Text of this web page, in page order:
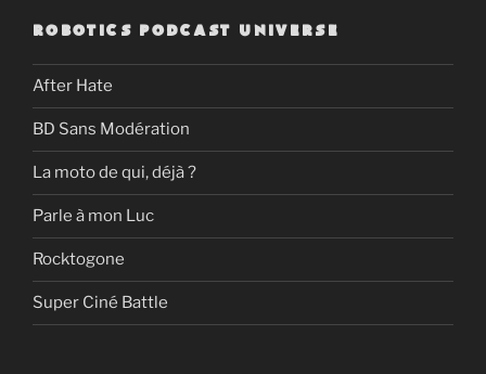
ROBOTICS PODCAST UNIVERSE
After Hate
BD Sans Modération
La moto de qui, déjà ?
Parle à mon Luc
Rocktogone
Super Ciné Battle